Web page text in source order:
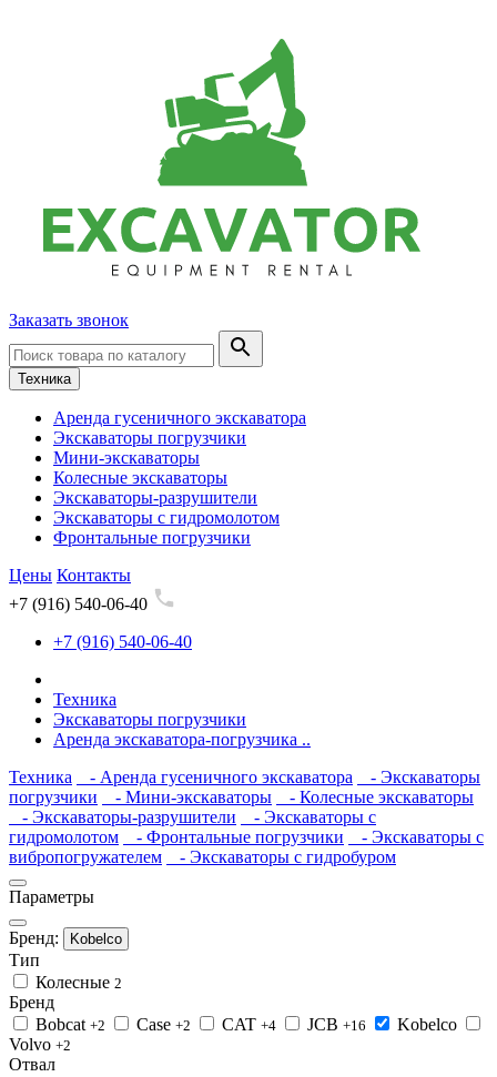
Заказать звонок
Техника
Аренда гусеничного экскаватора
Экскаваторы погрузчики
Мини-экскаваторы
Колесные экскаваторы
Экскаваторы-разрушители
Экскаваторы с гидромолотом
Фронтальные погрузчики
Цены Контакты
+7 (916) 540-06-40
+7 (916) 540-06-40
Техника
Экскаваторы погрузчики
Аренда экскаватора-погрузчика ..
Техника
- Аренда гусеничного экскаватора
- Экскаваторы
погрузчики
- Мини-экскаваторы
- Колесные экскаваторы
- Экскаваторы-разрушители
- Экскаваторы с
гидромолотом
- Фронтальные погрузчики
- Экскаваторы с
вибропогружателем
- Экскаваторы с гидробуром
Параметры
Бренд: Kobelco
Тип
Колесные 2
Бренд
Bobcat +2 Case +2 CAT +4 JCB +16
Kobelco
Volvo +2
Отвал